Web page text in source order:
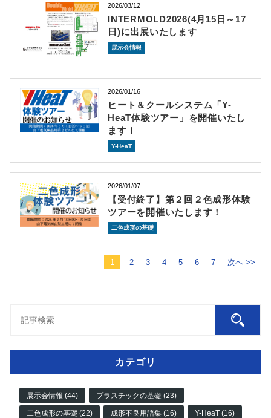
2026/03/12
INTERMOLD2026(4月15日～17
日)に出展いたします
展示会情報
2026/01/16
ヒート＆クールシステム「Y-
HeaT体験ツアー」を開催いたし
ます！
Y-HeaT
2026/01/07
【受付終了】第２回２色成形体験
ツアーを開催いたします！
二色成形の基礎
1 2 3 4 5 6 7 次へ >>
カテゴリ
展示会情報 (44) プラスチックの基礎 (23)
二色成形の基礎 (22) 成形不良用語集 (16) Y-HeaT (16)